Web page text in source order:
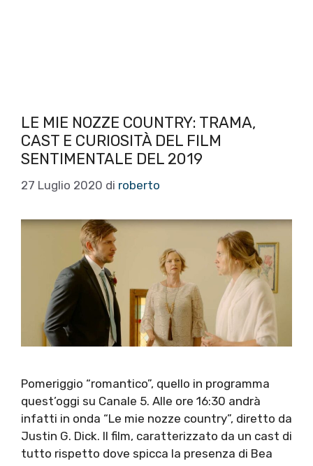
LE MIE NOZZE COUNTRY: TRAMA,
CAST E CURIOSITÀ DEL FILM
SENTIMENTALE DEL 2019
27 Luglio 2020 di roberto
Pomeriggio “romantico”, quello in programma
quest’oggi su Canale 5. Alle ore 16:30 andrà
infatti in onda “Le mie nozze country”, diretto da
Justin G. Dick. Il film, caratterizzato da un cast di
tutto rispetto dove spicca la presenza di Bea